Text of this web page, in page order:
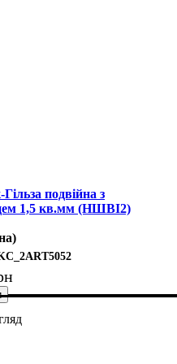
подвійна з
1,5 кв.мм (НШВІ2)
лудженамм2